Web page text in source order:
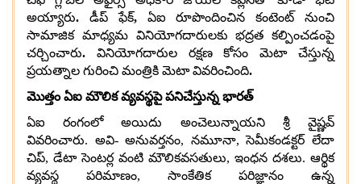
అయ్యారు. డీప్ ఫేక్, ఏఐ రూపొందించిన కంటెంట్ నుంచి
సామాజిక మాధ్యమ వినియోగదారులకు భద్రత కల్పించడంపై
చర్చించారు. వినియోగదారుల రక్షణ కోసం మెటా చేస్తున్న
ప్రయత్నాల గురించి మంత్రికి మెటా వివరించింది.
మొత్తం ఏఐ మౌలిక వ్యవస్థపై పనిచేస్తున్న భారత్
ఏఐ రంగంలో అయిదు అంచెలున్నాయని శ్రీ వైష్ణవ్
వివరించారు. అవి-అనువర్తనం, నమూనా,సెమీకండక్టర్ లేదా
చిప్, డేటా సెంటర్ల వంటి మౌలికవసతులు, ఇంధన దశలు. ఆర్థిక
వ్యవస్థ పరిమాణం, సాంకేతిక పరిజ్ఞానం ఉన్న